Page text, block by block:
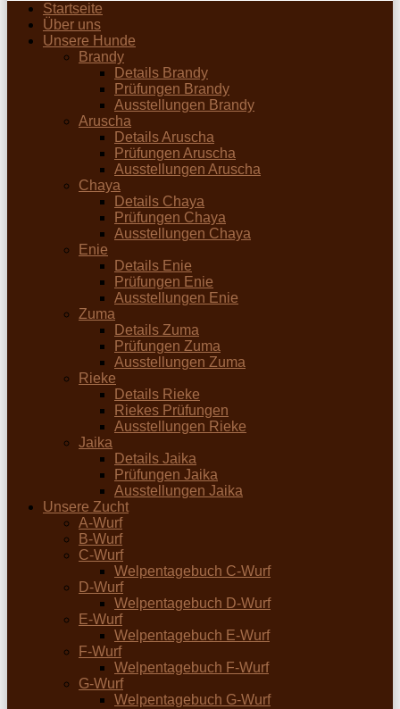
Startseite
Über uns
Unsere Hunde
Brandy
Details Brandy
Prüfungen Brandy
Ausstellungen Brandy
Aruscha
Details Aruscha
Prüfungen Aruscha
Ausstellungen Aruscha
Chaya
Details Chaya
Prüfungen Chaya
Ausstellungen Chaya
Enie
Details Enie
Prüfungen Enie
Ausstellungen Enie
Zuma
Details Zuma
Prüfungen Zuma
Ausstellungen Zuma
Rieke
Details Rieke
Riekes Prüfungen
Ausstellungen Rieke
Jaika
Details Jaika
Prüfungen Jaika
Ausstellungen Jaika
Unsere Zucht
A-Wurf
B-Wurf
C-Wurf
Welpentagebuch C-Wurf
D-Wurf
Welpentagebuch D-Wurf
E-Wurf
Welpentagebuch E-Wurf
F-Wurf
Welpentagebuch F-Wurf
G-Wurf
Welpentagebuch G-Wurf